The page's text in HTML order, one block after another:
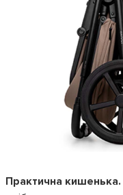
Практична кишенька.